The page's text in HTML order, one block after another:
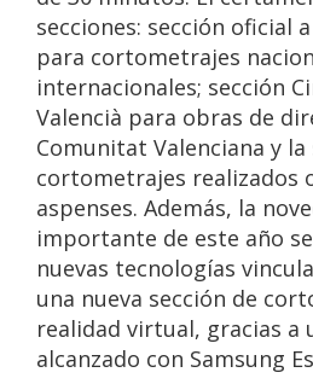
secciones: sección oficial
para cortometrajes
internacionales; sección
Valencià para obras de
Comunitat Valenciana y
cortometrajes realizados
aspenses. Además, la
importante de este año
nuevas tecnologías
una nueva sección de
realidad virtual, gracias a
alcanzado con Samsung